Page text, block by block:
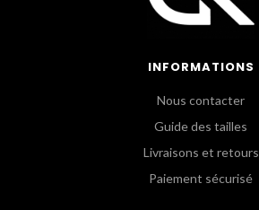
INFORMATIONS
Nous contacter
Guide des tailles
Livraisons et retours
Paiement sécurisé